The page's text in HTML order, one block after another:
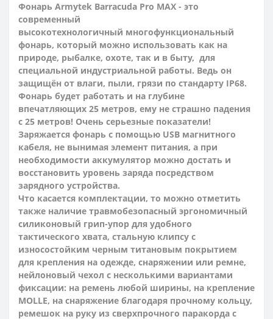
Фонарь Armytek Barracuda Pro MAX - это
современный
высокотехнологичный многофункциональный
фонарь, который можно использовать как на
природе, рыбалке, охоте, так и в быту, для
специальной индустриальной работы. Ведь он
защищён от влаги, пыли, грязи по стандарту IP68.
Фонарь будет работать и на глубине
впечатляющих 25 метров, ему не страшно падения
с 25 метров! Очень серьезные показатели!
Заряжается фонарь с помощью USB магнитного
кабеля, не вынимая элемент питания, а при
необходимости аккумулятор можно достать и
восстановить уровень заряда посредством
зарядного устройства.
Что касается комплектации, то можно отметить
также наличие травмобезопасный эргономичный
силиконовый грип-упор для удобного
тактического хвата, стальную клипсу с
износостойким черным титановым покрытием
для крепления на одежде, снаряжении или ремне,
нейлоновый чехол с несколькими вариантами
фиксации: на ремень любой ширины, на крепление
MOLLE, на снаряжение благодаря прочному кольцу,
ремешок на руку из сверхпрочного паракорда с